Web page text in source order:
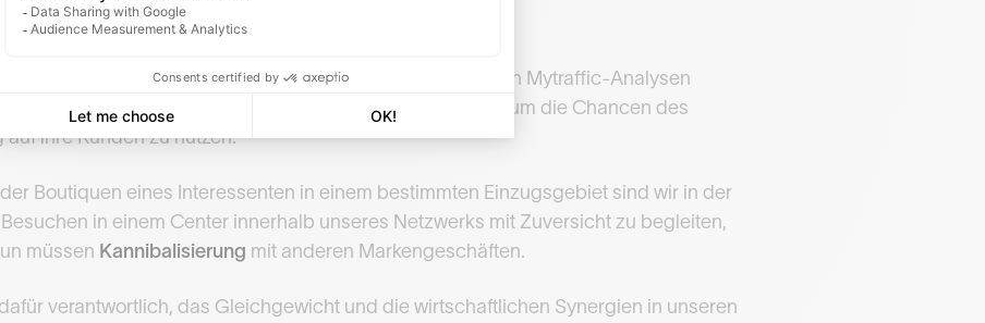
ist die Marketingabteilung nicht die einzige, die von den Mytraffic-Analysen
beraten demografische soziale Profileinsbesondere um die Chancen des
auf ihre Kunden zu nutzen.
Boutiquen eines Interessenten in einem bestimmten Einzugsgebiet sind wir in der
in einem Center innerhalb unseres Netzwerks mit Zuversicht zu begleiten,
müssen Kannibalisierung mit anderen Markengeschäften.
verantwortlich, das Gleichgewicht und die wirtschaftlichen Synergien in unseren